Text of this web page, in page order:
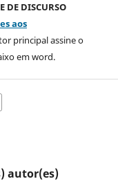
DE DISCURSO
aos
principal assine o
em word.
autor(es)